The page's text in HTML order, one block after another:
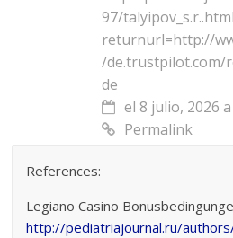
97/
returnurl=http://
/de.trustpilot.com/
de
el 8 julio, 2026
Permalink
References:
Legiano Casino
http://pediatriajournal.ru/